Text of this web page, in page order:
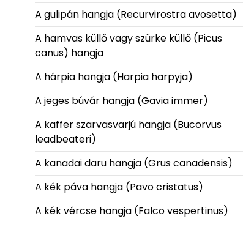
A gulipán hangja (Recurvirostra avosetta)
A hamvas küllő vagy szürke küllő (Picus
canus) hangja
A hárpia hangja (Harpia harpyja)
A jeges búvár hangja (Gavia immer)
A kaffer szarvasvarjú hangja (Bucorvus
leadbeateri)
A kanadai daru hangja (Grus canadensis)
A kék páva hangja (Pavo cristatus)
A kék vércse hangja (Falco vespertinus)